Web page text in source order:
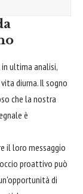
ultima analisi,
diurna. Il sogno
che la nostra
è
il loro messaggio
proattivo può
di